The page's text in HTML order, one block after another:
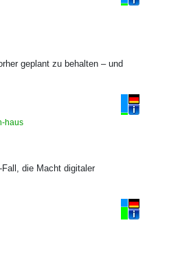
geplant zu behalten – und
haus
die Macht digitaler